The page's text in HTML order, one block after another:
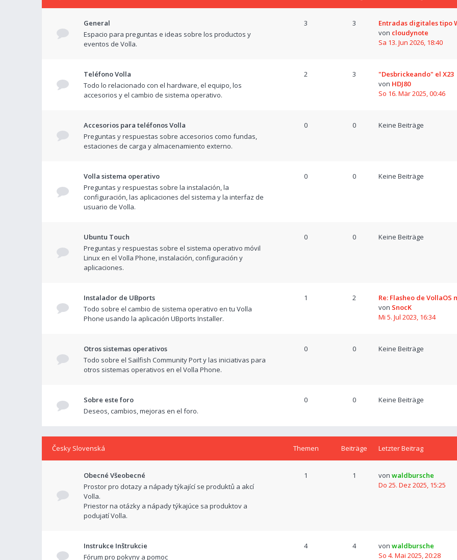
General
Espacio para preguntas e ideas sobre los productos y
eventos de Volla.
3 3
Entradas digitales tipo
von cloudynote
Sa 13. Jun 2026, 18:40
Teléfono Volla
Todo lo relacionado con el hardware, el equipo, los
accesorios y el cambio de sistema operativo.
2 3
"Desbrickeando" el X23
von HDJ80
So 16. Mär 2025, 00:46
Accesorios para teléfonos Volla
Preguntas y respuestas sobre accesorios como fundas,
estaciones de carga y almacenamiento externo.
0 0 Keine Beiträge
Volla sistema operativo
Preguntas y respuestas sobre la instalación, la
configuración, las aplicaciones del sistema y la interfaz de
usuario de Volla.
0 0 Keine Beiträge
Ubuntu Touch
Preguntas y respuestas sobre el sistema operativo móvil
Linux en el Volla Phone, instalación, configuración y
aplicaciones.
0 0 Keine Beiträge
Instalador de UBports
Todo sobre el cambio de sistema operativo en tu Volla
Phone usando la aplicación UBports Installer.
1 2
Re: Flasheo de VollaOS
von SnocK
Mi 5. Jul 2023, 16:34
Otros sistemas operativos
Todo sobre el Sailfish Community Port y las iniciativas para
otros sistemas operativos en el Volla Phone.
0 0 Keine Beiträge
Sobre este foro
Deseos, cambios, mejoras en el foro.
0 0 Keine Beiträge
Česky Slovenská Themen Beiträge Letzter Beitrag
Obecné Všeobecné
Prostor pro dotazy a nápady týkající se produktů a akcí
Volla.
Priestor na otázky a nápady týkajúce sa produktov a
podujatí Volla.
1 1 von waldbursche
Do 25. Dez 2025, 15:25
Instrukce Inštrukcie
Fórum pro pokyny a pomoc
4 4 von waldbursche
So 4. Mai 2025, 20:28